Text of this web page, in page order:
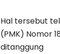
Hal tersebut
(PMK) Nomor
ditanggung